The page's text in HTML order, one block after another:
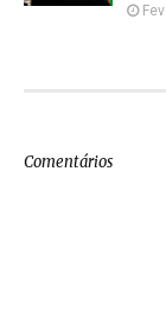
Comentários